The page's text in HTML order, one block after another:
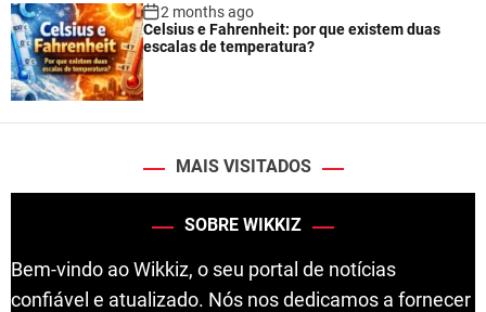
2 months ago
Celsius e Fahrenheit: por que existem duas
escalas de temperatura?
MAIS VISITADOS
SOBRE WIKKIZ
Bem-vindo ao Wikkiz, o seu portal de notícias
confiável e atualizado. Nós nos dedicamos a fornecer